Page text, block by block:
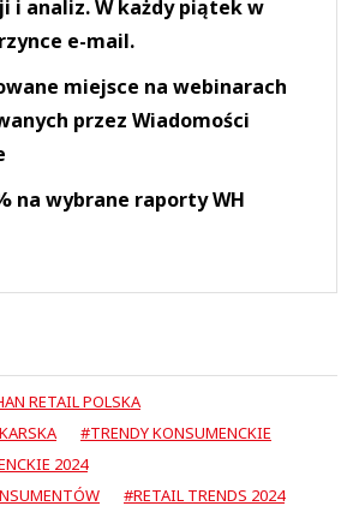
i analiz. W każdy piątek w
e-mail.
miejsce na webinarach
przez Wiadomości
na wybrane raporty WH
RETAIL POLSKA
#TRENDY KONSUMENCKIE
2024
#RETAIL TRENDS 2024